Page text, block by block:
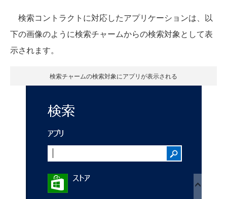
検索コントラクトに対応したアプリケーションは、以
下の画像のように検索チャームからの検索対象として表
示されます。
検索チャームの検索対象にアプリが表示される